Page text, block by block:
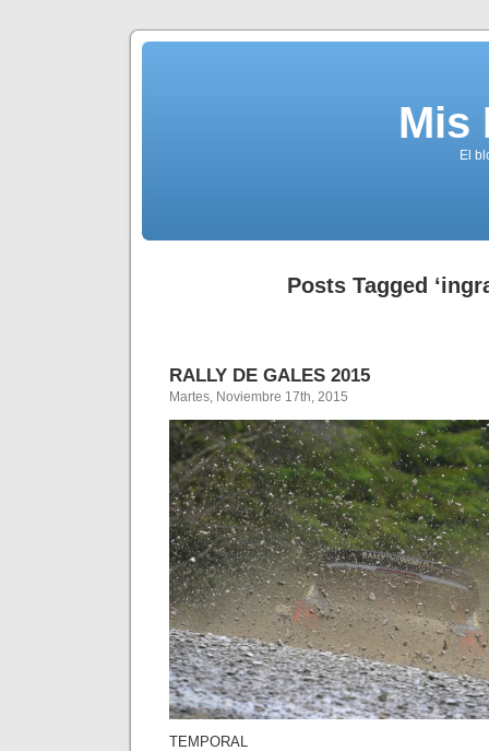
Mis
El
Posts Tagged
RALLY DE GALES 2015
Martes, Noviembre 17th, 2015
TEMPORAL